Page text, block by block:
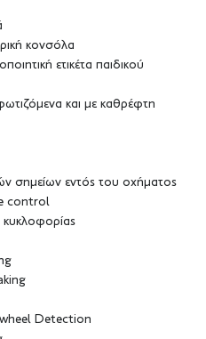
κονσόλα
ετικέτα παιδικού
και με καθρέφτη
σημείων εντός του οχήματος
control
κυκλοφορίας
Detection